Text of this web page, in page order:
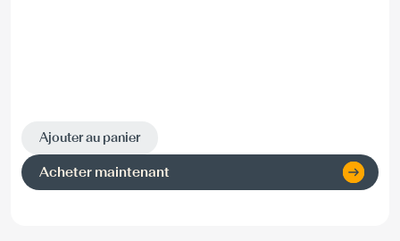
Ajouter au panier
Acheter maintenant